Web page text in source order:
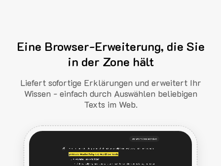
Eine Browser-Erweiterung, die Sie
in der Zone hält
Liefert sofortige Erklärungen und erweitert Ihr
Wissen - einfach durch Auswählen beliebigen
Texts im Web.